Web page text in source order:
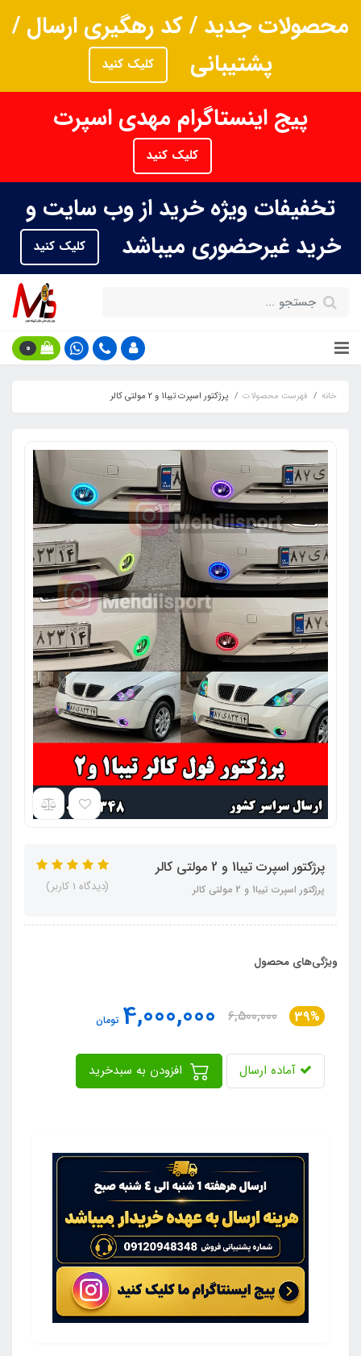
محصولات جدید / کد رهگیری ارسال /
پشتیبانی
کلیک کنید
پیج اینستاگرام مهدی اسپرت
کلیک کنید
تخفیفات ویژه خرید از وب سایت و
خرید غیرحضوری میباشد
کلیک کنید
0
خانه فهرست محصولات پرژکتور اسپرت تیبا1 و 2 مولتی کالر
پرژکتور اسپرت تیبا1 و 2 مولتی کالر
پرژکتور اسپرت تیبا1 و 2 مولتی کالر (دیدگاه 1 کاربر)
ویژگی‌های محصول
39%
6,500,000
4,000,000 تومان
آماده ارسال